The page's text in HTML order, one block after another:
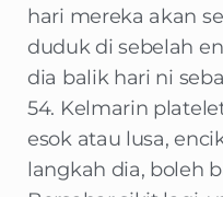
hari mereka akan
duduk di sebelah
dia balik hari ni
54. Kelmarin
esok atau lusa,
langkah dia, boleh